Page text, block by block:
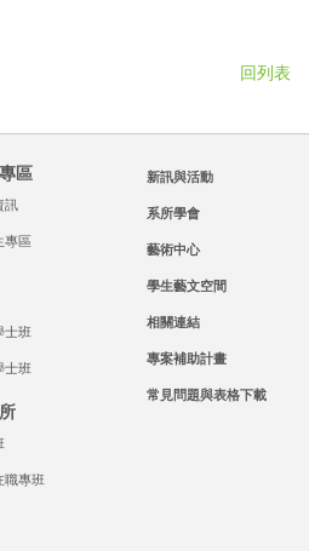
回列表
區
訊
專區
士班
士班
職專班
新訊與活動
系所學會
藝術中心
學生藝文空間
相關連結
專案補助計畫
常見問題與表格下載